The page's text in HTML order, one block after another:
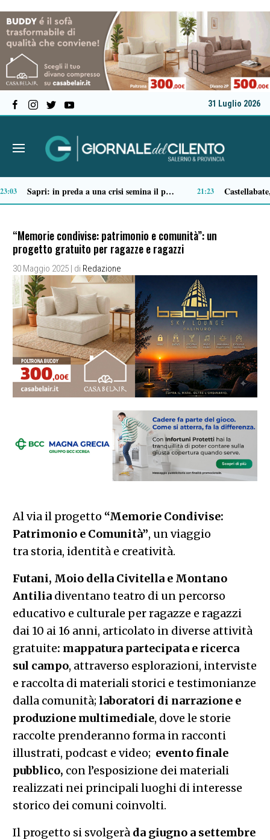
31 Luglio 2026
14:51 14:49
“Memorie condivise: patrimonio e comunità”: un
progetto gratuito per ragazze e ragazzi
30 Maggio 2025 | di Redazione
Al via il progetto “Memorie Condivise:
Patrimonio e Comunità”, un viaggio
tra storia, identità e creatività.
Futani, Moio della Civitella e Montano
Antilia diventano teatro di un percorso
educativo e culturale per ragazze e ragazzi
dai 10 ai 16 anni, articolato in diverse attività
gratuite: mappatura partecipata e ricerca
sul campo, attraverso esplorazioni, interviste
e raccolta di materiali storici e testimonianze
dalla comunità; laboratori di narrazione e
produzione multimediale, dove le storie
raccolte prenderanno forma in racconti
illustrati, podcast e video; evento finale
pubblico, con l’esposizione dei materiali
realizzati nei principali luoghi di interesse
storico dei comuni coinvolti.
Il progetto si svolgerà da giugno a settembre